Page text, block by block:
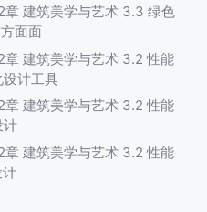
章 建筑美学与艺术 3.3 绿色
面面
章 建筑美学与艺术 3.2 性能
计工具
章 建筑美学与艺术 3.2 性能
计
建筑美学与艺术 3.2 性能
计